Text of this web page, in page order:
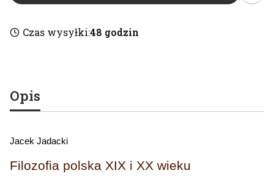
Czas wysyłki:48 godzin
Opis
Jacek Jadacki
Filozofia polska XIX i XX wieku